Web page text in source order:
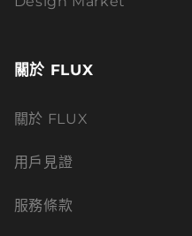
關於 FLUX
關於 FLUX
用戶見證
服務條款